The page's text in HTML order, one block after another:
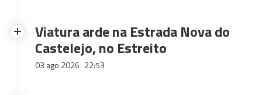
Viatura arde na Estrada Nova do
Castelejo, no Estreito
03 ago 2026 22:53